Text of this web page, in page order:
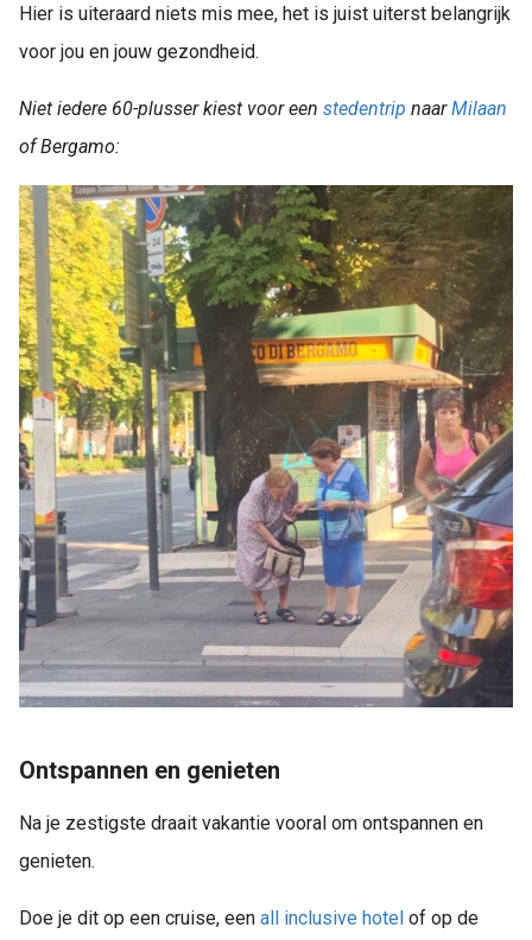
Hier is uiteraard niets mis mee, het is juist uiterst belangrijk
voor jou en jouw gezondheid.
Niet iedere 60-plusser kiest voor een stedentrip naarMilaan
of Bergamo:
Ontspannen en genieten
Na je zestigste draait vakantie vooral om ontspannen en
genieten.
Doe je dit op een cruise, een all inclusive hotel of op de